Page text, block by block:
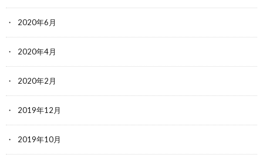
2020年6月
2020年4月
2020年2月
2019年12月
2019年10月